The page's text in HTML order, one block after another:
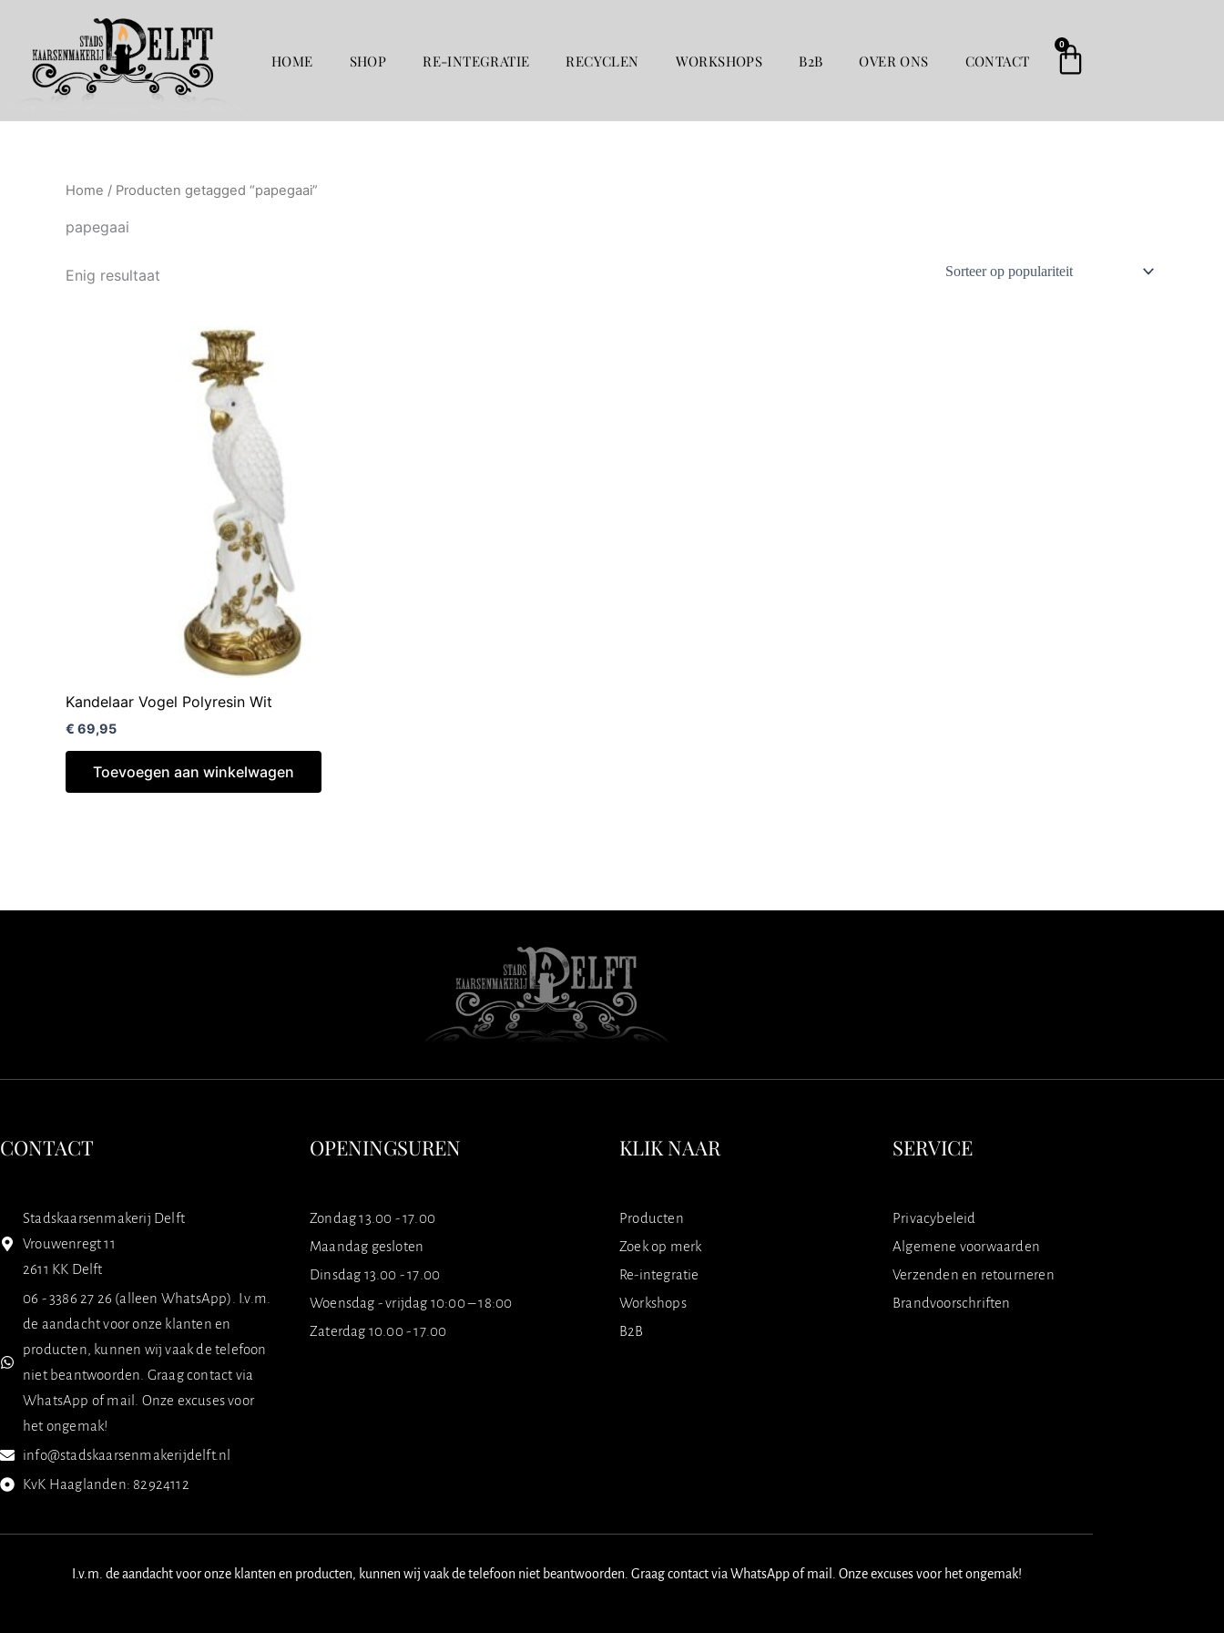
inhoud
HOME SHOP RE-INTEGRATIE RECYCLEN WORKSHOPS B2B OVER ONS CONTACT
0
Home / Producten getagged “papegaai”
papegaai
Enig resultaat
Kandelaar Vogel Polyresin Wit
€ 69,95
Toevoegen aan winkelwagen
CONTACT
Stadskaarsenmakerij Delft
Vrouwenregt 11
2611 KK Delft
06 - 3386 27 26 (alleen WhatsApp). I.v.m.
de aandacht voor onze klanten en
producten, kunnen wij vaak de telefoon
niet beantwoorden. Graag contact via
WhatsApp of mail. Onze excuses voor
het ongemak!
info@stadskaarsenmakerijdelft.nl
KvK Haaglanden: 82924112
OPENINGSUREN
Zondag 13.00 - 17.00
Maandag gesloten
Dinsdag 13.00 - 17.00
Woensdag - vrijdag 10:00 – 18:00
Zaterdag 10.00 - 17.00
KLIK NAAR
Producten
Zoek op merk
Re-integratie
Workshops
B2B
SERVICE
Privacybeleid
Algemene voorwaarden
Verzenden en retourneren
Brandvoorschriften
I.v.m. de aandacht voor onze klanten en producten, kunnen wij vaak de telefoon niet beantwoorden. Graag contact via WhatsApp of mail. Onze excuses voor het ongemak!